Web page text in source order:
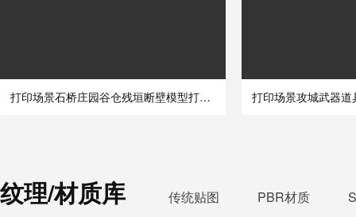
打印场景石桥庄园谷仓残垣断壁模型打印Time
纹理/材质库 传统贴图 PBR材质